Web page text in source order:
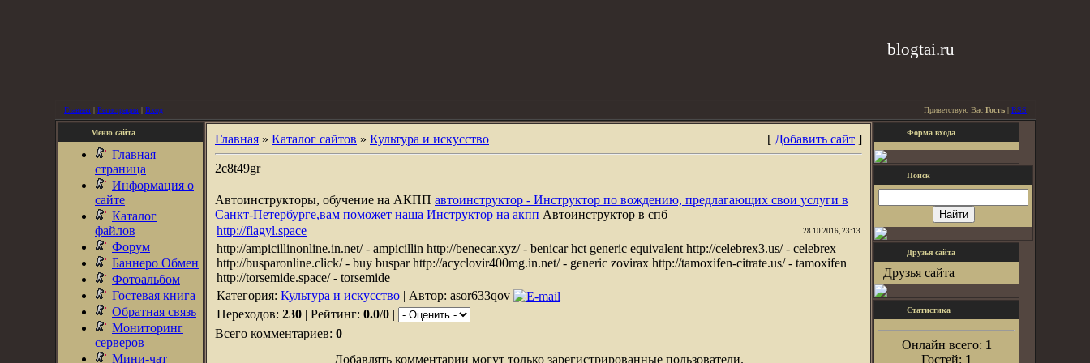
blogtai.ru
Главная | Регистрация | Вход Приветствую Вас Гость | RSS
Меню сайта
Главная
страница
Информация о
сайте
Каталог
файлов
Форум
Баннеро Обмен
Фотоальбом
Гостевая книга
Обратная связь
Мониторинг
серверов
Мини-чат
Главная » Каталог сайтов » Культура и искусство [ Добавить сайт ]
2c8t49gr
Автоинструкторы, обучение на АКПП автоинструктор - Инструктор по вождению, предлагающих свои услуги в
Санкт-Петербурге,вам поможет наша Инструктор на акпп Автоинструктор в спб
http://flagyl.space
28.10.2016, 23:13
http://ampicillinonline.in.net/ - ampicillin http://benecar.xyz/ - benicar hct generic equivalent http://celebrex3.us/ - celebrex
http://busparonline.click/ - buy buspar http://acyclovir400mg.in.net/ - generic zovirax http://tamoxifen-citrate.us/ - tamoxifen
http://torsemide.space/ - torsemide
Категория: Культура и искусство | Автор: asor633qov
Переходов: 230 | Рейтинг: 0.0/0 |
Всего комментариев: 0
Добавлять комментарии могут только зарегистрированные пользователи.
Форма входа
Поиск
Друзья сайта
Друзья сайта
Статистика
Онлайн всего: 1
Гостей: 1